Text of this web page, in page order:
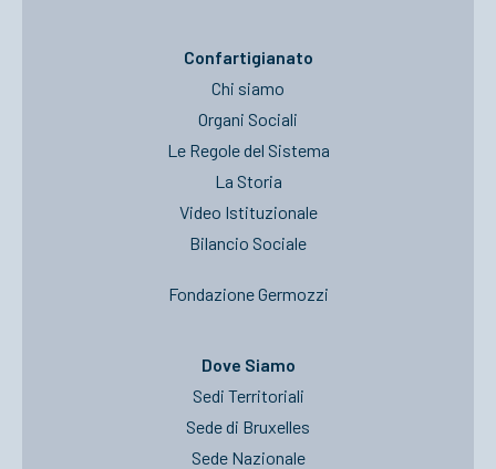
Confartigianato
Chi siamo
Organi Sociali
Le Regole del Sistema
La Storia
Video Istituzionale
Bilancio Sociale
Fondazione Germozzi
Dove Siamo
Sedi Territoriali
Sede di Bruxelles
Sede Nazionale